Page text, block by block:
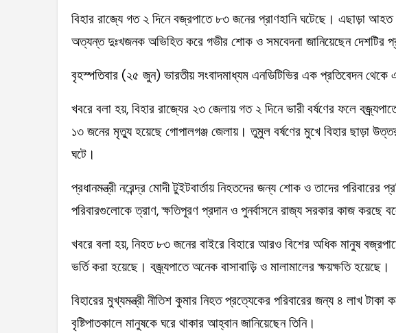
বিহার রাজ্যে গত ২ দিনে বজ্রপাতে ৮৩ জনের প্রাণহানি ঘটেছে। এছাড়া আহত হয়েছেন আরও অনেকে। এসব ঘটনাকে
অত্যন্ত দুঃখজনক অভিহিত করে গভীর শোক ও সমবেদনা জানিয়েছেন দেশটির
বৃহস্পতিবার (২৫ জুন) ভারতীয় সংবাদমাধ্যম এনডিটিভির এক প্রতিবেদন থেকে
খবরে বলা হয়, বিহার রাজ্যের ২৩ জেলায় গত ২ দিনে ভারী বর্ষণের ফলে
১৩ জনের মৃত্যু হয়েছে গোপালগঞ্জ জেলায়। তুমুল বর্ষণের মুখে বিহার ছাড়া
ঘটে।
প্রধানমন্ত্রী নরেন্দ্র মোদী টুইটবার্তায় নিহতদের জন্য শোক ও তাদের পরিবারের
পরিবারগুলোকে ত্রাণ, ক্ষতিপূরণ প্রদান ও পুনর্বাসনে রাজ্য সরকার কাজ করছে
খবরে বলা হয়, নিহত ৮৩ জনের বাইরে বিহারে আরও বিশের অধিক মানুষ
ভর্তি করা হয়েছে। বজ্র্যপাতে অনেক বাসাবাড়ি ও মালামালের ক্ষয়ক্ষতি হয়েছে।
বিহারের মুখ্যমন্ত্রী নীতিশ কুমার নিহত প্রত্যেকের পরিবারের জন্য ৪ লাখ
বৃষ্টিপাতকালে মানুষকে ঘরে থাকার আহ্বান জানিয়েছেন তিনি।